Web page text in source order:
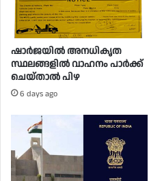
ഷാർജയിൽ അനധികൃത
സ്ഥലങ്ങളിൽ വാഹനം പാർക്ക്
ചെയ്താൽ പിഴ
6 days ago